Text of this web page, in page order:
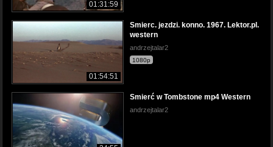
01:31:59
01:54:51
Smierc. jezdzi. konno. 1967. Lektor.pl.
western
andrzejtalar2
1080p
Smierć w Tombstone mp4 Western
andrzejtalar2